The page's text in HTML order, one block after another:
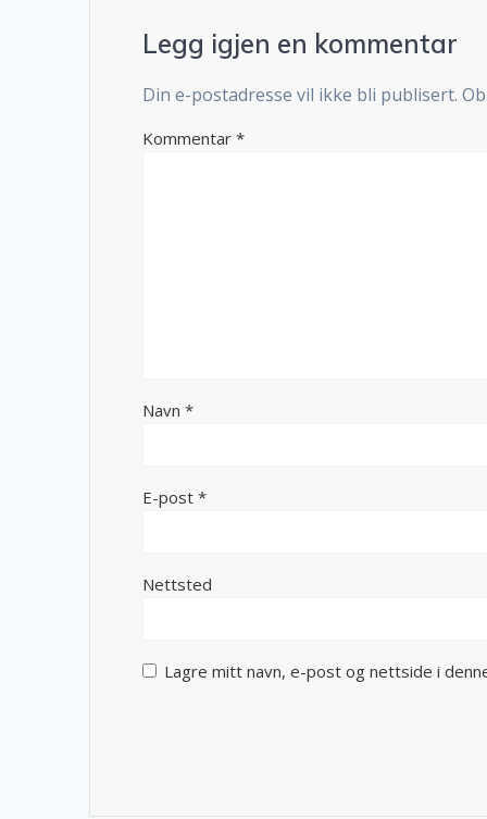
Legg igjen en kommentar
Din e-postadresse vil ikke bli publisert.
Kommentar*
Navn*
E-post*
Nettsted
Lagre mitt navn, e-post og nettside i